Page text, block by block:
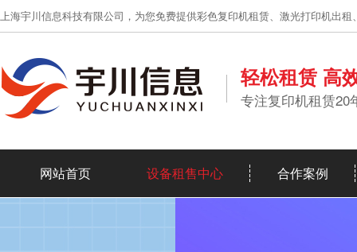
上海宇川信息科技有限公司，为您免费提供彩色复印机租赁、激光打印机出
轻松租赁 高
专注复印机租赁20
网站首页 设备租售中心 合作案例